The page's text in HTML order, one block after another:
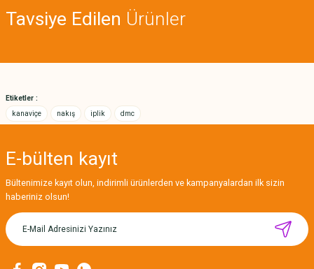
Ürün açıklamasında eksik bilgiler bulunuyor.
Tavsiye Edilen Ürünler
MIKNATISLI İĞNE TUTUCU-BAHAR
Etiketler :
kanaviçe
nakış iplik dmc
E-bülten kayıt
Bültenimize kayıt olun, indirimli ürünlerden ve kampanyalardan ilk sizin
haberiniz olsun!